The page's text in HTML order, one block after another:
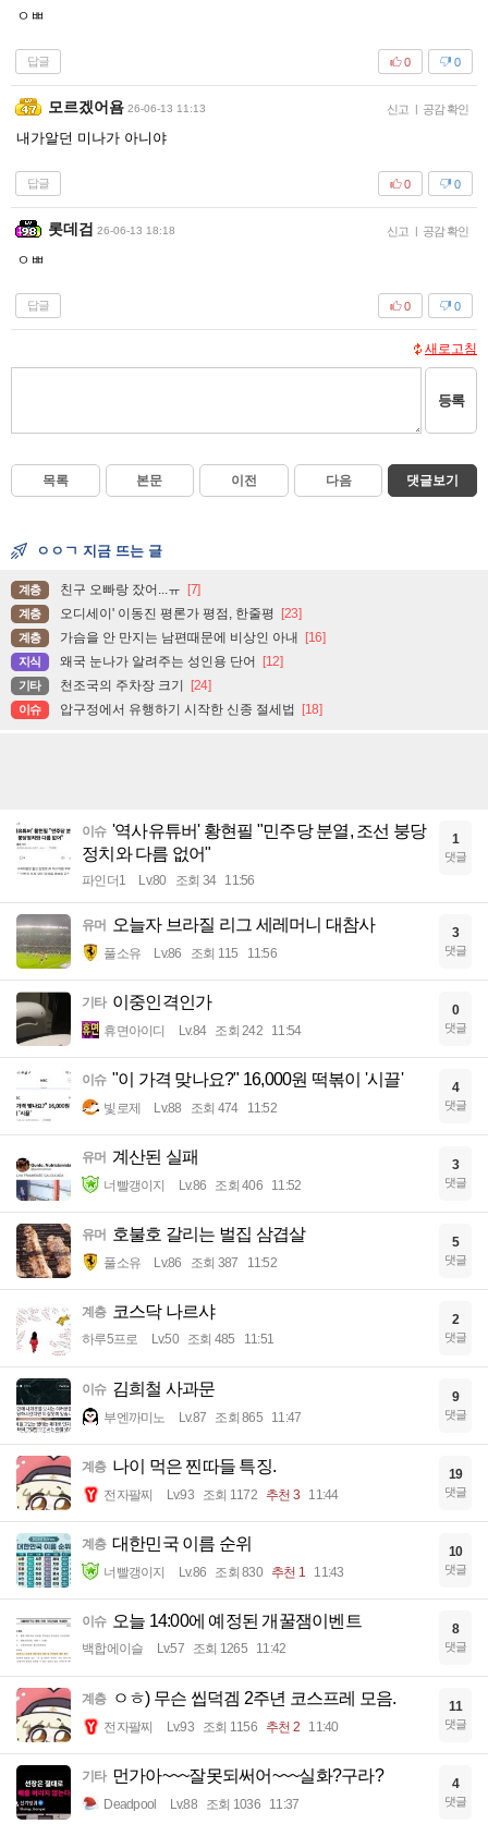
ㅇㅃ
답글 0
0
모르겠어욤 26-06-13 11:13 신고 | 공감 확인
내가알던 미나가 아니야
답글 0
0
롯데검 26-06-13 18:18 신고 | 공감 확인
ㅇㅃ
답글 0
0
새로고침
등록
목록 본문 이전 다음 댓글보기
ㅇㅇㄱ 지금 뜨는 글
계층 친구 오빠랑 잤어...ㅠ [7]
계층 오디세이' 이동진 평론가 평점, 한줄평 [23]
계층 가슴을 안 만지는 남편때문에 비상인 아내 [16]
지식 왜국 눈나가 알려주는 성인용 단어 [12]
기타 천조국의 주차장 크기 [24]
이슈 압구정에서 유행하기 시작한 신종 절세법 [18]
이슈 '역사유튜버' 황현필 "민주당 분열, 조선 붕당
정치와 다름 없어"
파인더1 Lv.80 조회 34 11:56
1
댓글
유머 오늘자 브라질 리그 세레머니 대참사
풀소유 Lv.86 조회 115 11:56
3
댓글
기타 이중인격인가
휴면아이디 Lv.84 조회 242 11:54
0
댓글
이슈 "이 가격 맞나요?" 16,000원 떡볶이 '시끌'
빛로제 Lv.88 조회 474 11:52
4
댓글
유머 계산된 실패
너빨갱이지 Lv.86 조회 406 11:52
3
댓글
유머 호불호 갈리는 벌집 삼겹살
풀소유 Lv.86 조회 387 11:52
5
댓글
계층 코스닥 나르샤
하루5프로 Lv.50 조회 485 11:51
2
댓글
이슈 김희철 사과문
부엔까미노 Lv.87 조회 865 11:47
9
댓글
계층 나이 먹은 찐따들 특징.
전자팔찌 Lv.93 조회 1172 추천 3 11:44
19
댓글
계층 대한민국 이름 순위
너빨갱이지 Lv.86 조회 830 추천 1 11:43
10
댓글
이슈 오늘 14:00에 예정된 개꿀잼이벤트
백합에이슬 Lv.57 조회 1265 11:42
8
댓글
계층 ㅇㅎ) 무슨 씹덕겜 2주년 코스프레 모음.
전자팔찌 Lv.93 조회 1156 추천 2 11:40
11
댓글
기타 먼가아~~~잘못되써어~~~실화?구라?
Deadpool Lv.88 조회 1036 11:37
4
댓글